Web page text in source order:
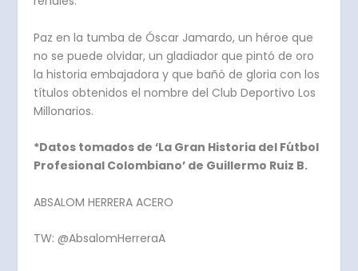
Paz en la tumba de Óscar Jamardo, un héroe que
no se puede olvidar, un gladiador que pintó de oro
la historia embajadora y que bañó de gloria con los
títulos obtenidos el nombre del Club Deportivo Los
Millonarios.
*Datos tomados de ‘La Gran Historia del Fútbol
Profesional Colombiano’ de Guillermo Ruiz B.
ABSALOM HERRERA ACERO
TW: @AbsalomHerreraA